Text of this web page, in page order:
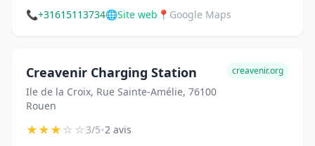
📞+31615113734🌐Site web 📍 Google Maps
Creavenir Charging Station
Ile de la Croix, Rue Sainte-Amélie, 76100
Rouen
creavenir.org
★★★☆☆3/5•2 avis